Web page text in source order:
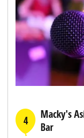
4
Macky's
Bar